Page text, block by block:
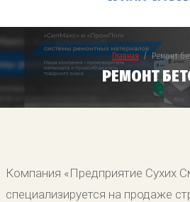
Главная
/  Ремонт
РЕМОНТ
Компания «Предприятие Сухих
специализируется на продаже